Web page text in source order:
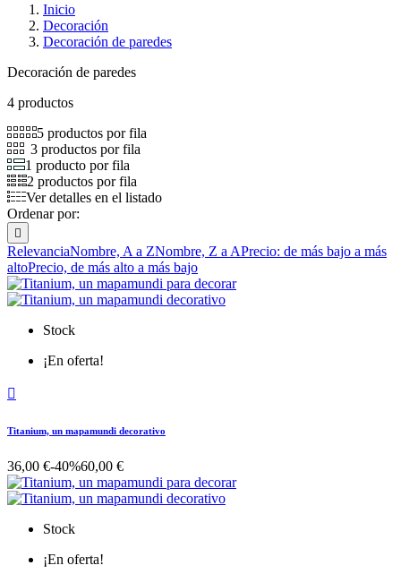
Inicio
Decoración
Decoración de paredes
Decoración de paredes
4 productos
5 productos por fila
3 productos por fila
1 producto por fila
2 productos por fila
Ver detalles en el listado
Ordenar por:

RelevanciaNombre, A a ZNombre, Z a APrecio: de más bajo a más
altoPrecio, de más alto a más bajo
Stock
¡En oferta!

Titanium, un mapamundi decorativo
36,00 €-40%60,00 €
Stock
¡En oferta!